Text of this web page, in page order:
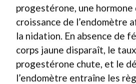
progestérone, une
croissance de l’endomètre
la nidation. En absence de
corps jaune disparaît, le
progestérone chute, et le
l’endomètre entraîne les